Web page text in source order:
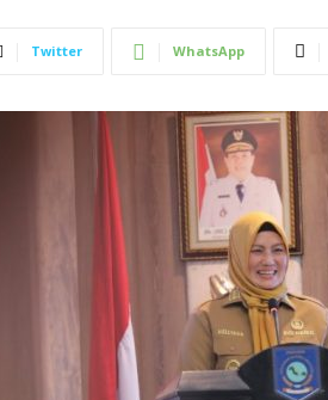
Twitter WhatsApp